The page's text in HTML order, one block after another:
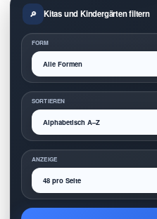
Kitas und Kindergärten filtern
FORM
SORTIEREN
ANZEIGE